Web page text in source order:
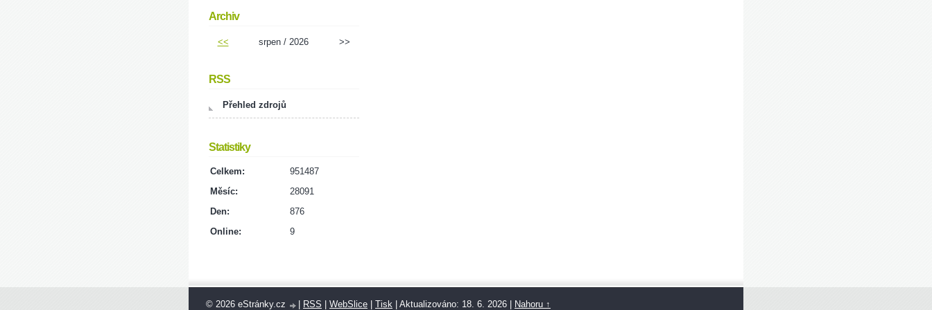
Archiv
<< srpen / 2026 >>
RSS
Přehled zdrojů
Statistiky
Online: 9
Celkem:
951487
Měsíc:
28091
Den:
876
© 2026 eStránky.cz RSS WebSlice Tisk Aktualizováno: 18. 6. 2026 Nahoru ↑